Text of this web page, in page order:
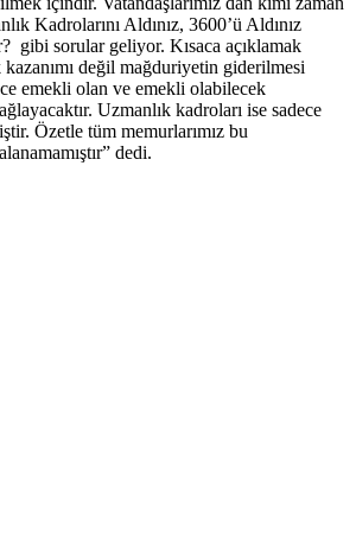
Kadrolarını Aldınız, 3600’ü Aldınız
gibi sorular geliyor. Kısaca açıklamak
değil mağduriyetin giderilmesi
emekli olan ve emekli olabilecek
Uzmanlık kadroları ise sadece
Özetle tüm memurlarımız bu
dedi.